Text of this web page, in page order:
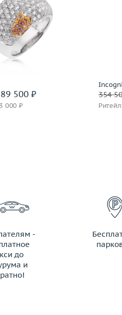
500 ₽
000 ₽
золото 750 пробы
Подробнее
354
-
до
и
ТАКСИ